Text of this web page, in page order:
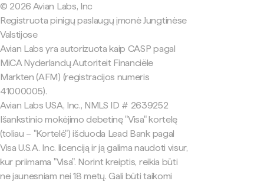
© 2026 Avian Labs, Inc
Registruota pinigų paslaugų įmonė Jungtinėse
Valstijose
Avian Labs yra autorizuota kaip CASP pagal
MiCA Nyderlandų Autoriteit Financiële
Markten (AFM) (registracijos numeris
41000005).
Avian Labs USA, Inc., NMLS ID # 2639252
Išankstinio mokėjimo debetinę "Visa" kortelę
(toliau – "Kortelė") išduoda Lead Bank pagal
Visa U.S.A. Inc. licenciją ir ją galima naudoti visur,
kur priimama "Visa". Norint kreiptis, reikia būti
ne jaunesniam nei 18 metų. Gali būti taikomi